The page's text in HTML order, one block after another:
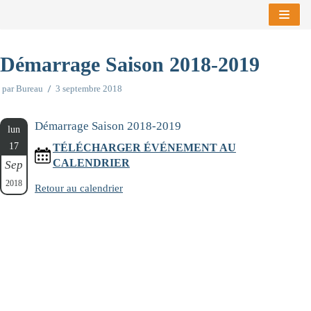
contenu
Démarrage Saison 2018-2019
parBureau 3 septembre 2018
lun
17
Sep
2018
Démarrage Saison 2018-2019
TÉLÉCHARGER ÉVÉNEMENT AU
CALENDRIER
Retour au calendrier